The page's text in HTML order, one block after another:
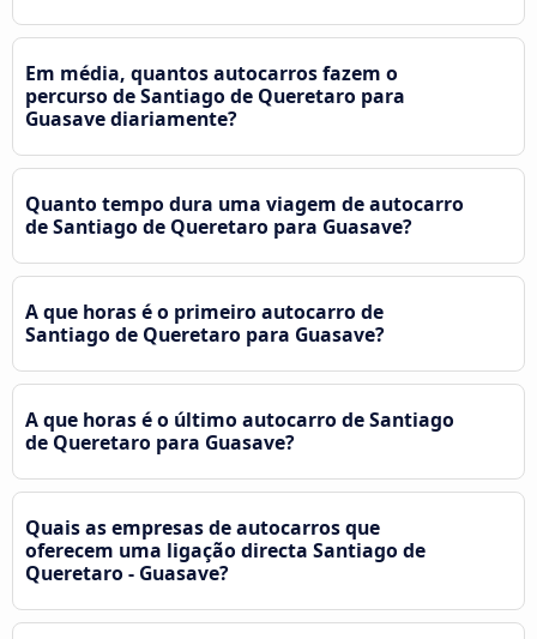
Em média, quantos autocarros fazem o
percurso de Santiago de Queretaro para
Guasave diariamente?
Quanto tempo dura uma viagem de autocarro
de Santiago de Queretaro para Guasave?
A que horas é o primeiro autocarro de
Santiago de Queretaro para Guasave?
A que horas é o último autocarro de Santiago
de Queretaro para Guasave?
Quais as empresas de autocarros que
oferecem uma ligação directa Santiago de
Queretaro - Guasave?